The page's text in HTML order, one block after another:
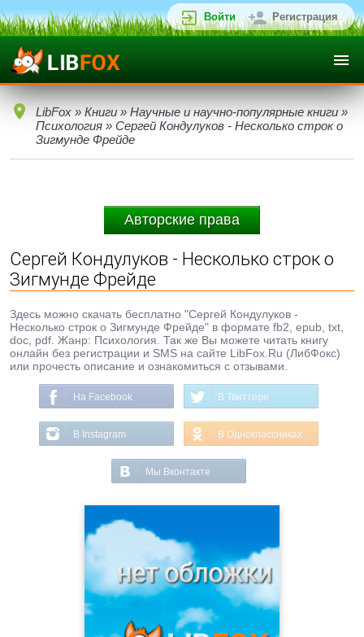
Войти Регистрация
LibFox » Книги » Научные и научно-популярные книги »
Психология » Сергей Кондулуков - Несколько строк о
Зигмунде Фрейде
Авторские права
Сергей Кондулуков - Несколько строк о
Зигмунде Фрейде
Здесь можно скачать бесплатно "Сергей Кондулуков -
Несколько строк о Зигмунде Фрейде" в формате fb2, epub, txt,
doc, pdf. Жанр: Психология. Так же Вы можете читать книгу
онлайн без регистрации и SMS на сайте LibFox.Ru (ЛибФокс)
или прочесть описание и ознакомиться с отзывами.
На Facebook В Твиттере
В Instagram В Одноклассниках
Мы Вконтакте